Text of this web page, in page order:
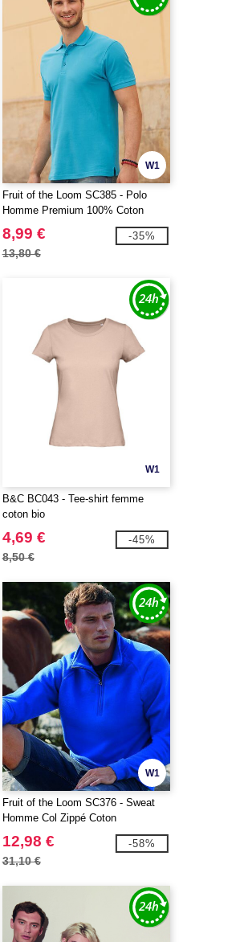
W1
Fruit of the Loom SC385 - Polo
Homme Premium 100% Coton
8,99 €
13,80 €
-35%
W1
B&C BC043 - Tee-shirt femme
coton bio
4,69 €
8,50 €
-45%
W1
Fruit of the Loom SC376 - Sweat
Homme Col Zippé Coton
12,98 €
31,10 €
-58%